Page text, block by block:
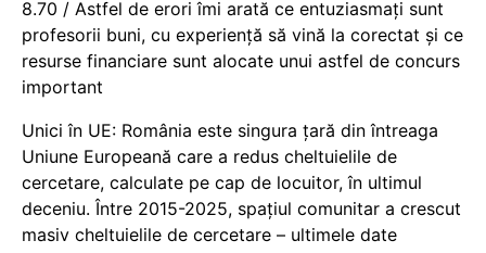
8.70 / Astfel de erori îmi arată ce entuziasmați sunt
profesorii buni, cu experiență să vină la corectat și ce
resurse financiare sunt alocate unui astfel de concurs
important
Unici în UE: România este singura țară din întreaga
Uniune Europeană care a redus cheltuielile de
cercetare, calculate pe cap de locuitor, în ultimul
deceniu. Între 2015-2025, spațiul comunitar a crescut
masiv cheltuielile de cercetare – ultimele date